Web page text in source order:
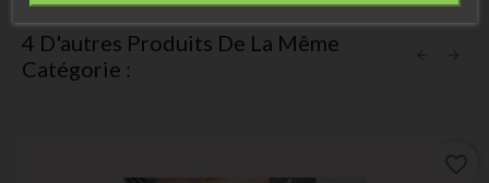
4 D'autres Produits De La Même
Catégorie :